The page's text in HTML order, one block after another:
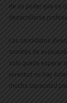
de un poder que es
desarrollarse
Los candidatos
comités de
solo queda esperar
juventud no hay
mucha capacidad